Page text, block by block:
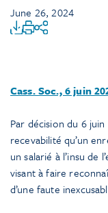
June 26, 2024
Cass. Soc., 6 juin
Par décision du 6
recevabilité qu’un
un salarié à l’insu de
visant à faire
d’une faute